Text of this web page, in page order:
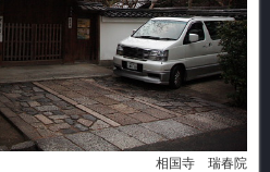
相国寺 瑞春院